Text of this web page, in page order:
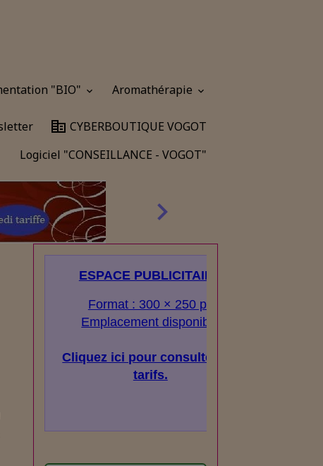
"BIO" Aromathérapie
CYBERBOUTIQUE VOGOT
Logiciel "CONSEILLANCE - VOGOT"
ESPACE PUBLICITAIRE
Format : 300 × 250 px
Emplacement disponible
Cliquez ici pour consulter les
tarifs.